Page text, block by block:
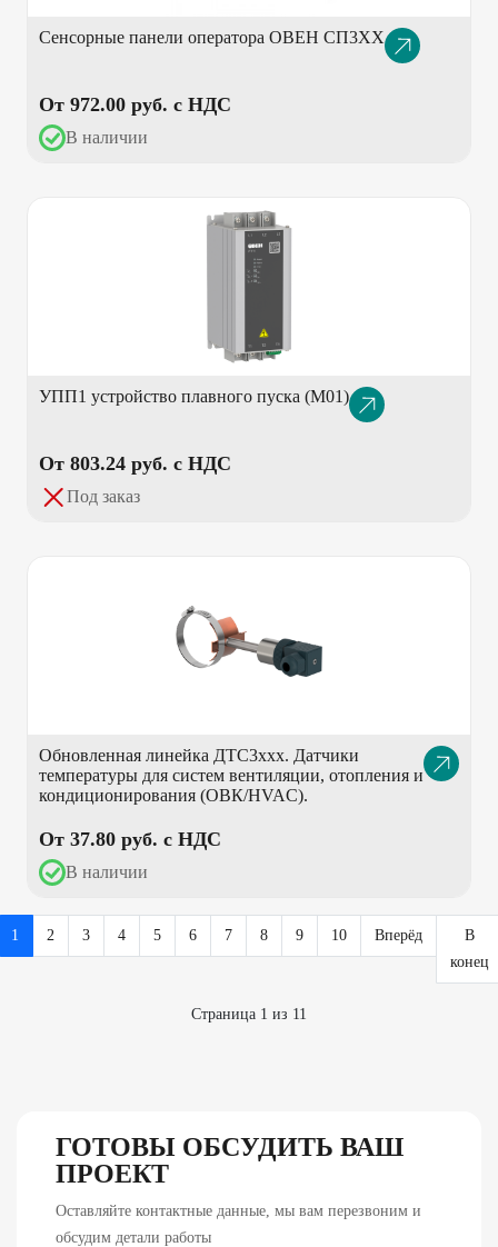
Сенсорные панели оператора ОВЕН СП3ХХОписание
товара
От 972.00 pуб. с НДС
В наличии
УПП1 устройство плавного пуска (М01)Описание
товара
От 803.24 pуб. с НДС
Под заказ
Обновленная линейка ДТС3ххх. Датчики
температуры для систем вентиляции, отопления и
кондиционирования (ОВК/HVAC).
Описание
товара
От 37.80 pуб. с НДС
В наличии
1 2 3 4 5 6 7 8 9 10 Вперёд
В
конец
Страница 1 из 11
ГОТОВЫ ОБСУДИТЬ ВАШ
ПРОЕКТ
Оставляйте контактные данные, мы вам перезвоним и
обсудим детали работы